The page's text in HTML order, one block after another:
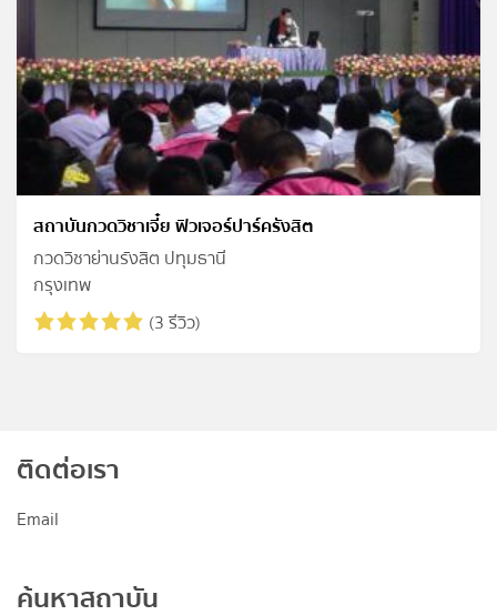
สถาบันกวดวิชาเจี๋ย ฟิวเจอร์ปาร์ครังสิต
กวดวิชาย่านรังสิต ปทุมธานี
กรุงเทพ
(3 รีวิว)
ติดต่อเรา
Email
ค้นหาสถาบัน